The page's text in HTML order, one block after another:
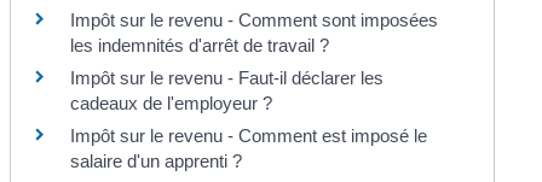
Impôt sur le revenu - Comment sont imposées
les indemnités d'arrêt de travail ?
Impôt sur le revenu - Faut-il déclarer les
cadeaux de l'employeur ?
Impôt sur le revenu - Comment est imposé le
salaire d'un apprenti ?